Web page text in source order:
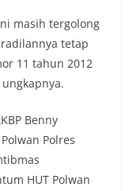
masih tergolong
tetap
11 tahun 2012
Benny
Polres
HUT Polwan